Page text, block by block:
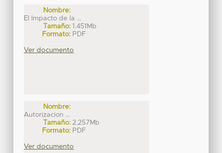
Nombre:
El Impacto de la ...
Tamaño: 1.451Mb
Formato: PDF
Ver documento
Nombre:
Autorizacion ...
Tamaño: 2.257Mb
Formato: PDF
Ver documento